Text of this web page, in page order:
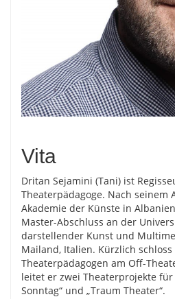
Vita
Dritan Sejamini (Tani) ist
Theaterpädagoge. Nach seinem
Akademie der Künste in
Master-Abschluss an der
darstellender Kunst und
Mailand, Italien. Kürzlich
Theaterpädagogen am Off-
leitet er zwei Theaterprojekte für
Sonntag“ und „Traum Theater“.